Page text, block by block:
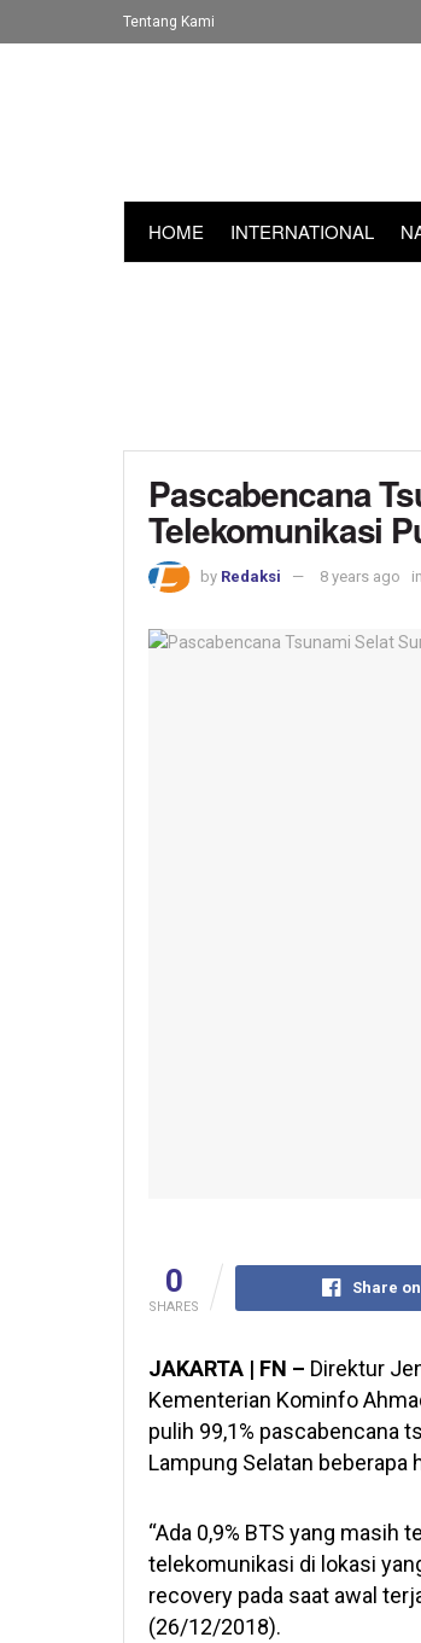
Tentang Kami
HOME INTERNATIONAL
Pascabencana
Telekomunikasi
by Redaksi 8 years ago in
0
SHARES
Share
JAKARTA | FN – Direktur
Kementerian Kominfo
pulih 99,1% pascabencana
Lampung Selatan beberapa
“Ada 0,9% BTS yang masih
telekomunikasi di lokasi
recovery pada saat awal
(26/12/2018).